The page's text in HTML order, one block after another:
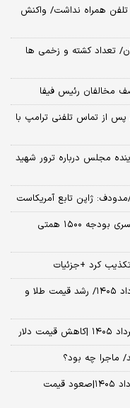
تلفن همراه نداشت/ واکنش
تعداد کشته و زخمی ها
مخالفان رئیس فیفا
پس از تماس تلفنی ترامپ با
مجلس درباره ترور شهید
ژاپن تابع آمریکاست
یوسف پزشکیان: دولت چهاردهم کشور را با کسری بودجه ۱۵۰۰ همتی
کرد +جزئیات
نرخ ارز دلار، طلا و یورو امروز پنجشنبه ۱۵ مرداد ۱۴۰۵/ رشد قیمت طلا و
ماجرا چه بود؟
قیمت سکه، نیم سکه و ربع سکه امروز ۱۵ مرداد ۱۴۰۵|صعود قیمت